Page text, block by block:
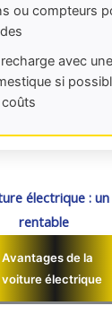
ou compteurs
avec
si
coûts
électrique :
rentable
Avantages de la
voiture électrique